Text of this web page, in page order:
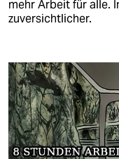
mehr Arbeit für alle.
zuversichtlicher.